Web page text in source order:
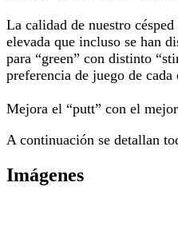
La calidad de nuestro
elevada que incluso se han
para “green” con distinto
preferencia de juego de cada
Mejora el “putt” con el
A continuación se detallan
Imágenes